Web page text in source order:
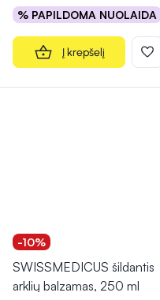
% PAPILDOMA NUOLAIDA
Į krepšelį
-10%
SWISSMEDICUS šildantis
arklių balzamas, 250 ml